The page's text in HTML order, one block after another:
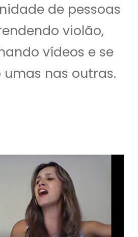
de pessoas
violão,
vídeos e se
nas outras.